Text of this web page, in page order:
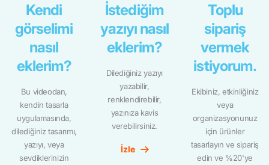
Kendi
görselimi
nasıl
eklerim?
Bu videodan,
kendin tasarla
uygulamasında,
dilediğiniz tasarımı,
yazıyı, veya
sevdiklerinizin
İstediğim
yazıyı nasıl
eklerim?
Dilediğiniz yazıyı
yazabilir,
renklendirebilir,
yazınıza kavis
verebilirsiniz.
İzle
Toplu
sipariş
vermek
istiyorum.
Ekibiniz, etkinliğiniz
veya
organizasyonunuz
için ürünler
tasarlayın ve sipariş
edin ve %20'ye